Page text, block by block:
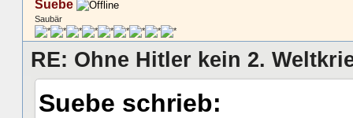
Suebe
Saubär
RE: Ohne Hitler kein 2.
Suebe schrieb: